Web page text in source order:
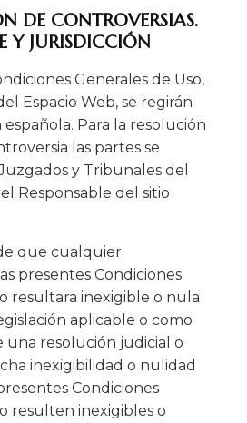
DE CONTROVERSIAS.
Y JURISDICCIÓN
Generales de Uso,
Espacio Web, se regirán
Para la resolución
las partes se
y Tribunales del
Responsable del sitio
que cualquier
presentes Condiciones
resultara inexigible o nula
aplicable o como
una resolución judicial o
inexigibilidad o nulidad
Condiciones
resulten inexigibles o